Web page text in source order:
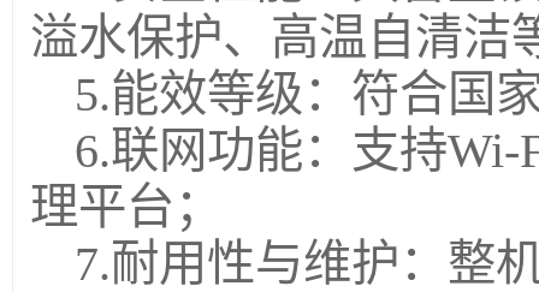
溢水保护、高温自清洁
5.能效等级：符合国
6.联网功能：支持
理平台；
7.耐用性与维护：整